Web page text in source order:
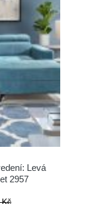
Levá
2957